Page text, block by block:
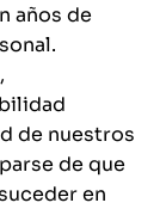
años de
de nuestros
de que
en